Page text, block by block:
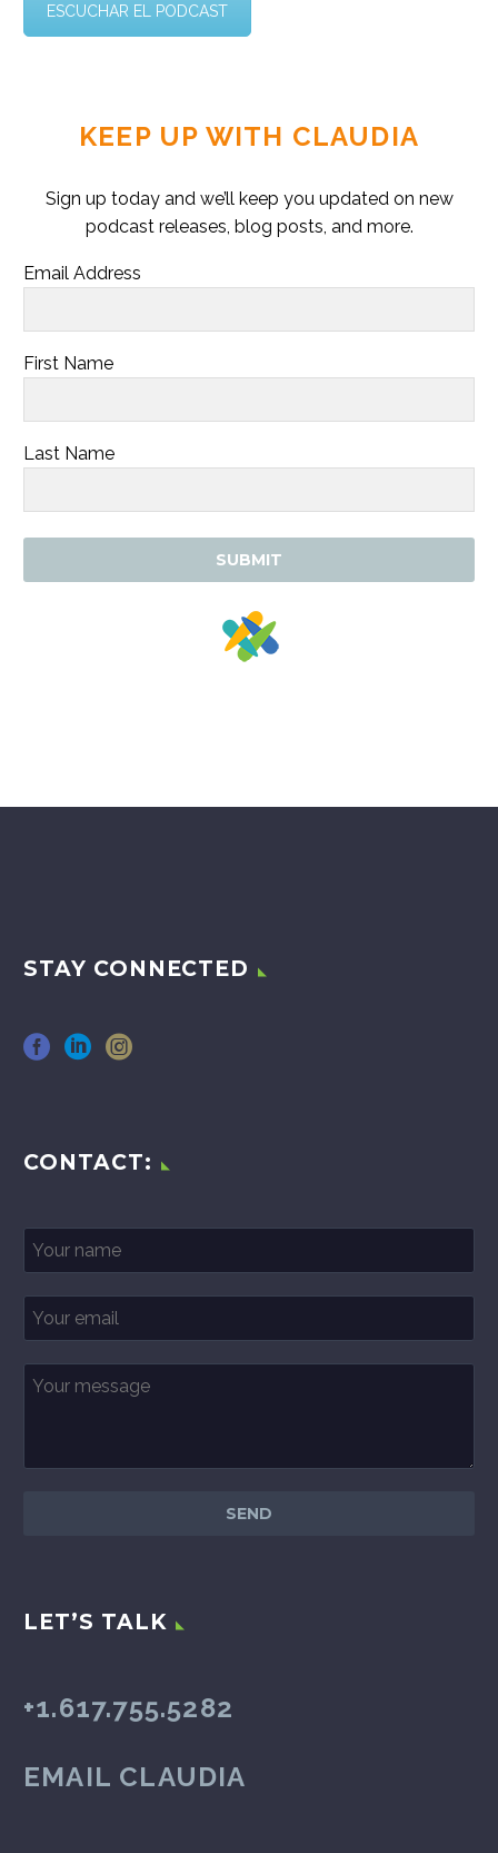
ESCUCHAR EL PODCAST
KEEP UP WITH CLAUDIA
Sign up today and we’ll keep you updated on new
podcast releases, blog posts, and more.
Email Address
First Name
Last Name
SUBMIT
STAY CONNECTED
CONTACT:
LET’S TALK
+1.617.755.5282
EMAIL CLAUDIA